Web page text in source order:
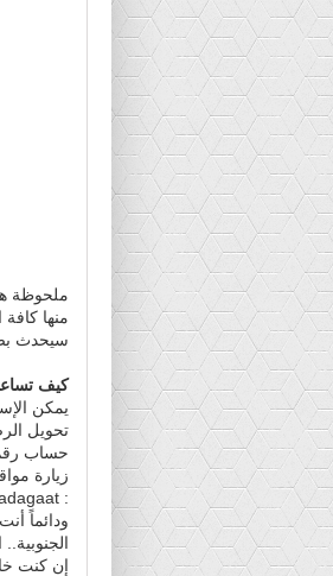
ملحوظة
منها
سيحدث
كيف
يمكن
تحويل الرصيد
حساب رقم 1290129 بنك الخرطوم - فرع
زيارة
: Sadagaat صدقات إسم الصفحة والمجموعة
ودائماً
الجنوبية..
إن كنت